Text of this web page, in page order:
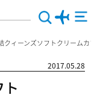
クィーンズソフトクリームカ
2017.05.28